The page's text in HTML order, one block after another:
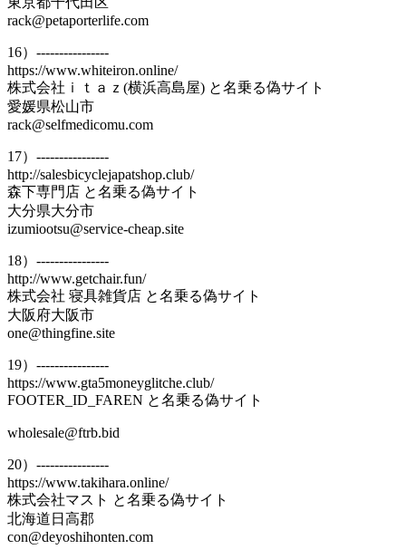
rack@petaporterlife.com
16）----------------
https://www.whiteiron.online/
株式会社ｉｔａｚ(横浜高島屋) と名乗る偽サイト
愛媛県松山市
rack@selfmedicomu.com
17）----------------
http://salesbicyclejapatshop.club/
森下専門店 と名乗る偽サイト
大分県大分市
izumiootsu@service-cheap.site
18）----------------
http://www.getchair.fun/
株式会社 寝具雑貨店 と名乗る偽サイト
大阪府大阪市
one@thingfine.site
19）----------------
https://www.gta5moneyglitche.club/
FOOTER_ID_FAREN と名乗る偽サイト
wholesale@ftrb.bid
20）----------------
https://www.takihara.online/
株式会社マスト と名乗る偽サイト
北海道日高郡
con@deyoshihonten.com